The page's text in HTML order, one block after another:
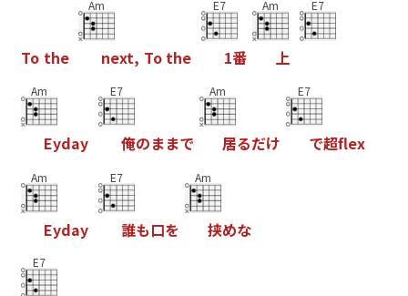
To the
Am
next, To the
E7
1番
Am
上
E7
Am
Eyday
E7
俺のままで
Am
居るだけ
E7
で超fex
Am
Eyday
E7
誰も口を
Am
挟めな
E7